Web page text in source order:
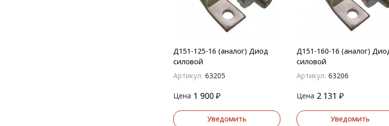
Д151-125-16 (аналог) Диод
силовой
Артикул: 63205
Цена 1 900 ₽
Уведомить
Д151-160-16 (аналог)
силовой
Артикул: 63206
Цена 2 131 ₽
Уведомить